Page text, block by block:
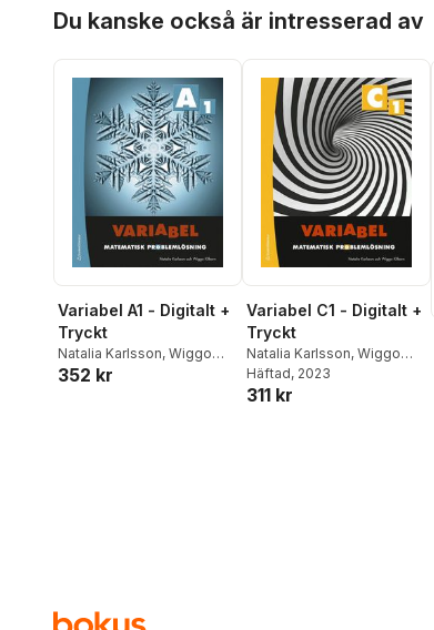
Du kanske också är intresserad av
Variabel A1 - Digitalt +
Tryckt
Natalia Karlsson, Wiggo
Kilborn
352 kr
Variabel C1 - Digitalt +
Tryckt
Natalia Karlsson, Wiggo
Kilborn
Häftad, 2023
311 kr